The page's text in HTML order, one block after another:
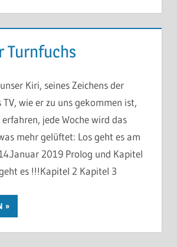
Turnfuchs
Kiri, seines Zeichens der
TV, wie er zu uns gekommen ist,
jede Woche wird das
mehr gelüftet: Los geht es am
2019 Prolog und Kapitel
es !!!Kapitel 2 Kapitel 3